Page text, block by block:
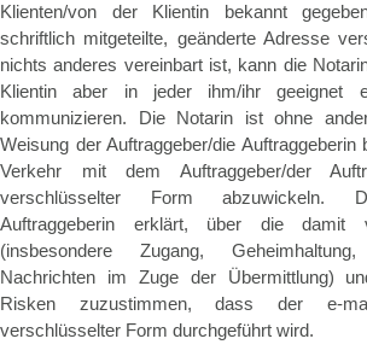
Klienten/von der Klientin bekannt
schriftlich mitgeteilte, geänderte Adresse
nichts anderes vereinbart ist, kann die
Klientin aber in jeder ihm/ihr geeignet
kommunizieren. Die Notarin ist ohne
Weisung der Auftraggeber/die Auftraggeberin
Verkehr mit dem Auftraggeber/der
verschlüsselter Form abzuwickeln.
Auftraggeberin erklärt, über die damit
(insbesondere Zugang,
Nachrichten im Zuge der Übermittlung)
Risken zuzustimmen, dass der e-
verschlüsselter Form durchgeführt wird.